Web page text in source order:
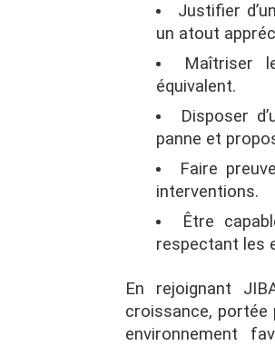
Justifier
un atout
Maîtriser
équivalent.
Disposer
panne et
Faire
interventions.
Être
respectant les
En rejoignant
croissance, portée
environnement